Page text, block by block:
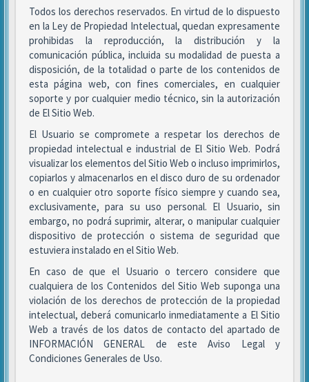
Todos los derechos reservados. En virtud de lo dispuesto
en la Ley de Propiedad Intelectual, quedan expresamente
prohibidas la reproducción, la distribución y la
comunicación pública, incluida su modalidad de puesta a
disposición, de la totalidad o parte de los contenidos de
esta página web, con fines comerciales, en cualquier
soporte y por cualquier medio técnico, sin la autorización
de El Sitio Web.
El Usuario se compromete a respetar los derechos de
propiedad intelectual e industrial de El Sitio Web. Podrá
visualizar los elementos del Sitio Web o incluso imprimirlos,
copiarlos y almacenarlos en el disco duro de su ordenador
o en cualquier otro soporte físico siempre y cuando sea,
exclusivamente, para su uso personal. El Usuario, sin
embargo, no podrá suprimir, alterar, o manipular cualquier
dispositivo de protección o sistema de seguridad que
estuviera instalado en el Sitio Web.
En caso de que el Usuario o tercero considere que
cualquiera de los Contenidos del Sitio Web suponga una
violación de los derechos de protección de la propiedad
intelectual, deberá comunicarlo inmediatamente a El Sitio
Web a través de los datos de contacto del apartado de
INFORMACIÓN GENERAL de este Aviso Legal y
Condiciones Generales de Uso.